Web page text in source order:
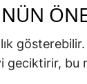
geciktirir, bu